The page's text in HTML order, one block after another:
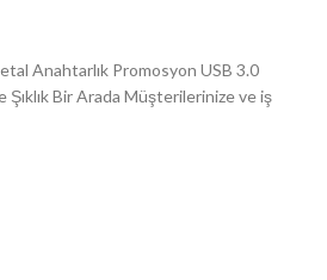
Anahtarlık Promosyon USB 3.0
Bir Arada Müşterilerinize ve iş